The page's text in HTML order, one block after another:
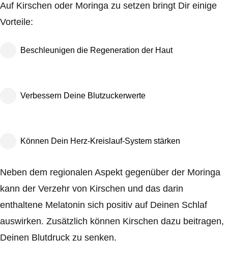
Auf Kirschen oder Moringa zu setzen bringt Dir einige
Vorteile:
Beschleunigen die Regeneration der Haut
Verbessern Deine Blutzuckerwerte
Können Dein Herz-Kreislauf-System stärken
Neben dem regionalen Aspekt gegenüber der Moringa
kann der Verzehr von Kirschen und das darin
enthaltene Melatonin sich positiv auf Deinen Schlaf
auswirken. Zusätzlich können Kirschen dazu beitragen,
Deinen Blutdruck zu senken.